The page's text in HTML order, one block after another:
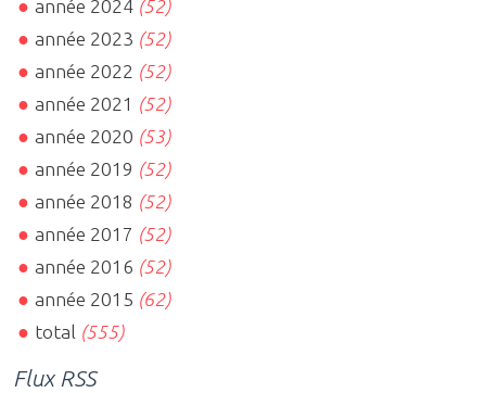
année 2024 (52)
année 2023 (52)
année 2022 (52)
année 2021 (52)
année 2020 (53)
année 2019 (52)
année 2018 (52)
année 2017 (52)
année 2016 (52)
année 2015 (62)
total (555)
Flux RSS